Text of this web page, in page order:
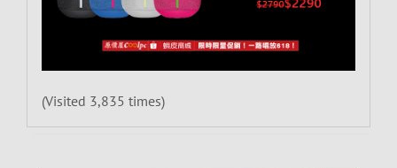
(Visited 3,835 times)